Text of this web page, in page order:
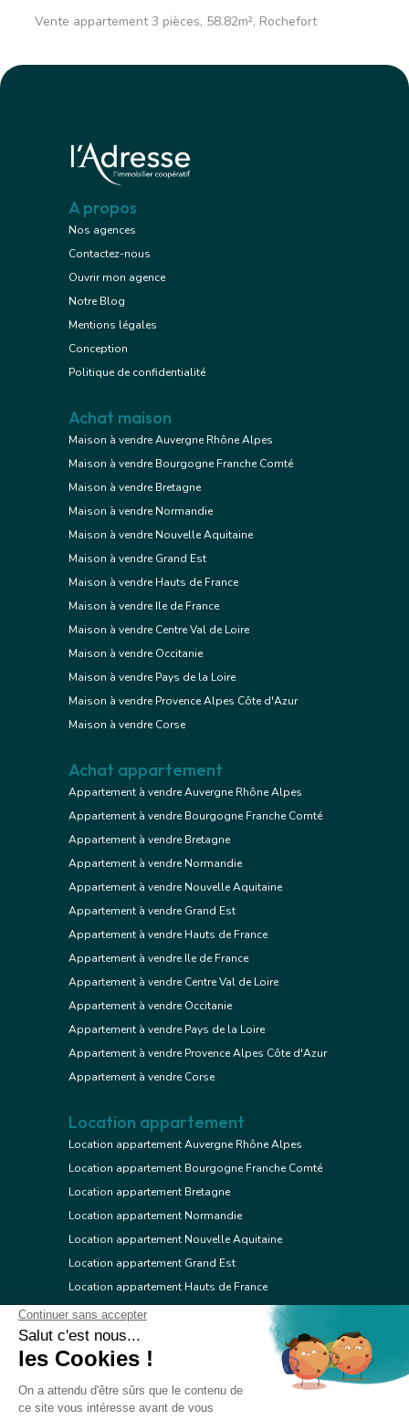
Vente appartement 3 pièces, 58.82m², Rochefort
A propos
Nos agences
Contactez-nous
Ouvrir mon agence
Notre Blog
Mentions légales
Conception
Politique de confidentialité
Achat maison
Maison à vendre Auvergne Rhône Alpes
Maison à vendre Bourgogne Franche Comté
Maison à vendre Bretagne
Maison à vendre Normandie
Maison à vendre Nouvelle Aquitaine
Maison à vendre Grand Est
Maison à vendre Hauts de France
Maison à vendre Ile de France
Maison à vendre Centre Val de Loire
Maison à vendre Occitanie
Maison à vendre Pays de la Loire
Maison à vendre Provence Alpes Côte d'Azur
Maison à vendre Corse
Achat appartement
Appartement à vendre Auvergne Rhône Alpes
Appartement à vendre Bourgogne Franche Comté
Appartement à vendre Bretagne
Appartement à vendre Normandie
Appartement à vendre Nouvelle Aquitaine
Appartement à vendre Grand Est
Appartement à vendre Hauts de France
Appartement à vendre Ile de France
Appartement à vendre Centre Val de Loire
Appartement à vendre Occitanie
Appartement à vendre Pays de la Loire
Appartement à vendre Provence Alpes Côte d'Azur
Appartement à vendre Corse
Location appartement
Location appartement Auvergne Rhône Alpes
Location appartement Bourgogne Franche Comté
Location appartement Bretagne
Location appartement Normandie
Location appartement Nouvelle Aquitaine
Location appartement Grand Est
Location appartement Hauts de France
Location appartement Ile de France
Location appartement Centre Val de Loire
Location appartement Occitanie
Location appartement Provence Alpes Côte d'Azur